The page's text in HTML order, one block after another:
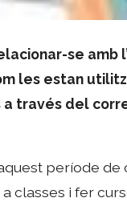
se amb
les estan
a través del
període de
classes i fer